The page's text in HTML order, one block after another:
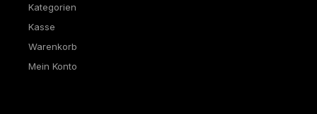
Kategorien
Kasse
Warenkorb
Mein Konto